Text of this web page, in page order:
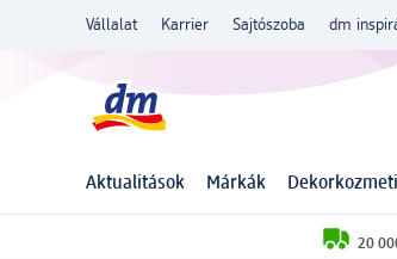
Vállalat Karrier Sajtószoba dm
Aktualitások Márkák
20